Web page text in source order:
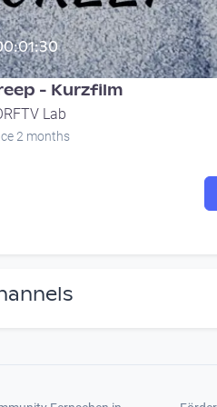
- Kurzfilm
Lab
2 months